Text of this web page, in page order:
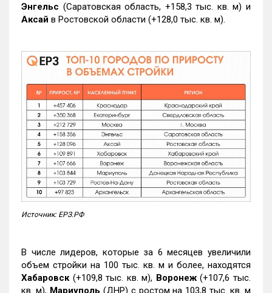
Энгельс (Саратовская область, +158,3 тыс. кв. м) и
Аксай в Ростовской области (+128,0 тыс. кв. м).
Источник: ЕРЗ.РФ
В числе лидеров, которые за 6 месяцев увеличили
объем стройки на 100 тыс. кв. м и более, находятся
Хабаровск (+109,8 тыс. кв. м), Воронеж(+107,6 тыс.